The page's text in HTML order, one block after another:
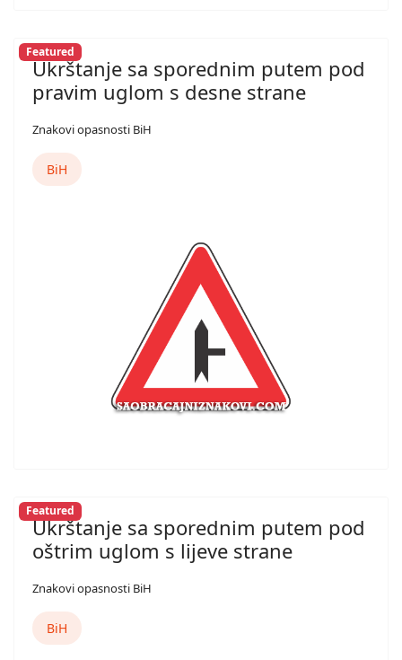
Featured
Ukrštanje sa sporednim putem pod
pravim uglom s desne strane
Znakovi opasnosti BiH
BiH
Featured
Ukrštanje sa sporednim putem pod
oštrim uglom s lijeve strane
Znakovi opasnosti BiH
BiH